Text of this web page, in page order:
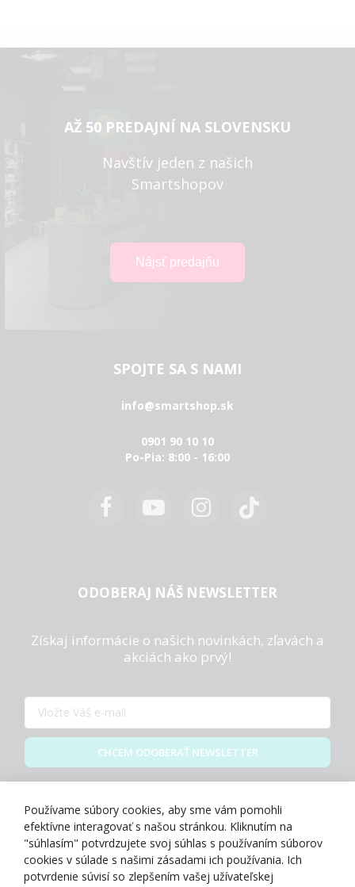
AŽ 50 PREDAJNÍ NA SLOVENSKU
Navštív jeden z našich
Smartshopov
SPOJTE SA S NAMI
info@smartshop.sk
0901 90 10 10
Po-Pia: 8:00 - 16:00
ODOBERAJ NÁŠ NEWSLETTER
Získaj informácie o našich novinkách, zľavách a
akciách ako prvý!
CHCEM ODOBERAŤ NEWSLETTER
O NÁS
Používame súbory cookies, aby sme vám pomohli
efektívne interagovať s našou stránkou. Kliknutím na
"súhlasím" potvrdzujete svoj súhlas s používaním súborov
cookies v súlade s našimi zásadami ich používania. Ich
potvrdenie súvisí so zlepšením vašej užívateľskej